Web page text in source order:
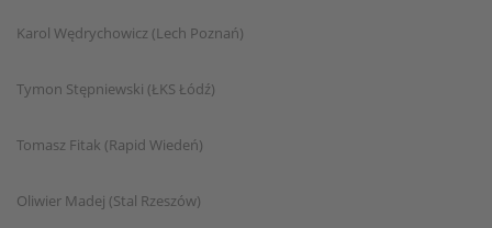
Karol Wędrychowicz (Lech Poznań)
Tymon Stępniewski (ŁKS Łódź)
Tomasz Fitak (Rapid Wiedeń)
Oliwier Madej (Stal Rzeszów)